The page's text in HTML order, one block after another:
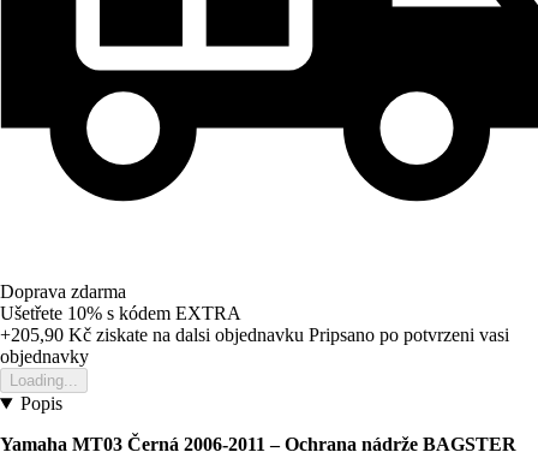
Doprava zdarma
Ušetřete 10% s kódem EXTRA
+205,90 Kč ziskate na dalsi objednavku Pripsano po potvrzeni vasi
objednavky
Loading...
Popis
Yamaha MT03 Černá 2006-2011 – Ochrana nádrže BAGSTER